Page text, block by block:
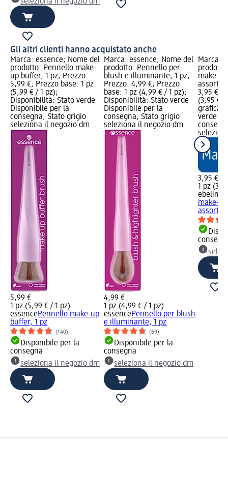
seleziona il negozio dm
Gli altri clienti hanno acquistato anche
Marca: essence; Nome del
prodotto: Pennello make-
up buffer, 1 pz; Prezzo:
5,99 €; Prezzo base: 1 pz
(5,99 € / 1 pz);
Disponibilità: Stato verde
Disponibile per la
consegna, Stato grigio
seleziona il negozio dm
5,99 €
1 pz (5,99 € / 1 pz)
essencePennello make-up
buffer, 1 pz
(140)
Disponibile per la
consegna
seleziona il negozio dm
Marca: essence; Nome del
prodotto: Pennello per
blush e illuminante, 1 pz;
Prezzo: 4,99 €; Prezzo
base: 1 pz (4,99 € / 1 pz);
Disponibilità: Stato verde
Disponibile per la
consegna, Stato grigio
seleziona il negozio dm
4,99 €
1 pz (4,99 € / 1 pz)
essencePennello per blush
e illuminante, 1 pz
(69)
Disponibile per la
consegna
seleziona il negozio dm
Marca:
make-
assort.,
3,95 €;
(3,95 € /
grafica;
verde
3,95 €
1 pz
ebelin
make-
assort.,